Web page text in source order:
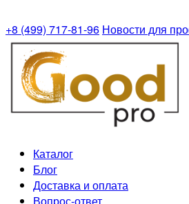
+8 (499) 717-81-96 Новости для
Каталог
Блог
Доставка и оплата